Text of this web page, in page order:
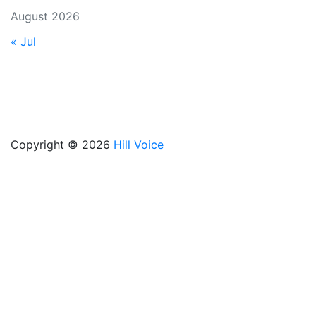
August 2026
« Jul
Copyright © 2026 Hill Voice